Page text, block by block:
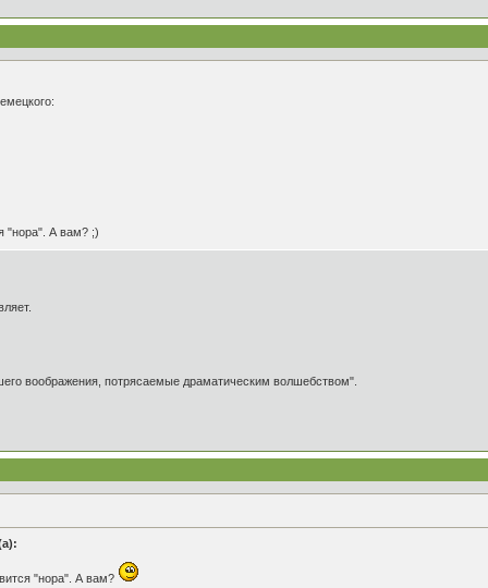
"нора". А вам? ;)
воображения, потрясаемые драматическим волшебством".
"нора". А вам?